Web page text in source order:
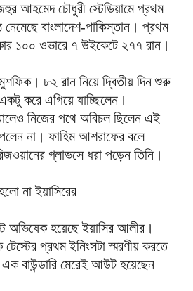
আহমেদ চৌধুরী স্টেডিয়ামে প্রথম
নেমেছে বাংলাদেশ-পাকিস্তান। প্রথম
১০০ ওভারে ৭ উইকেটে ২৭৭ রান।
৮২ রান নিয়ে দ্বিতীয় দিন শুরু
করে এগিয়ে যাচ্ছিলেন।
নিজের পথে অবিচল ছিলেন এই
না। ফাহিম আশরাফের বলে
গ্লাভসে ধরা পড়েন তিনি।
না ইয়াসিরের
অভিষেক হয়েছে ইয়াসির আলীর।
টেস্টের প্রথম ইনিংসটা স্মরণীয় করতে
বাউন্ডারি মেরেই আউট হয়েছেন